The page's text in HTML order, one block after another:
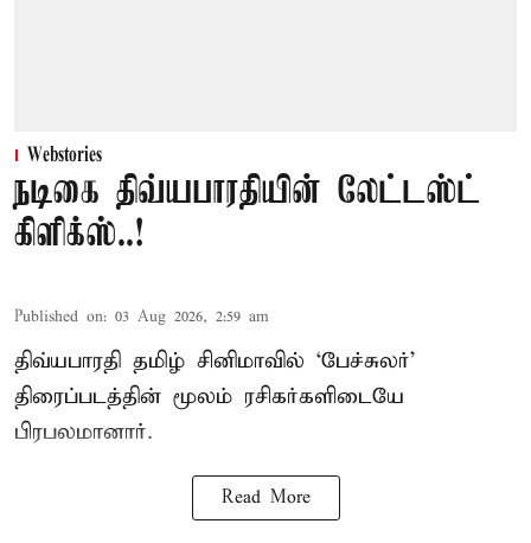
Webstories
நடிகை திவ்யபாரதியின் லேட்டஸ்ட்
கிளிக்ஸ்..!
Published on: 03 Aug 2026, 2:59 am
திவ்யபாரதி தமிழ் சினிமாவில் ‘பேச்சுலர்’
திரைப்படத்தின் மூலம் ரசிகர்களிடையே
பிரபலமானார்.
Read More